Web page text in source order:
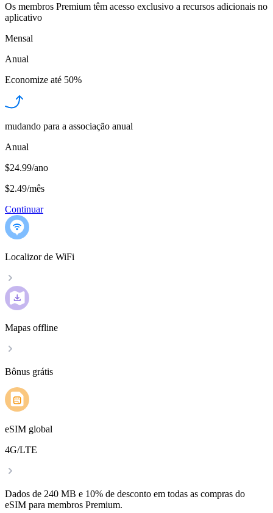
Os membros Premium têm acesso exclusivo a recursos adicionais no
aplicativo
Mensal
Anual
Economize até 50%
mudando para a associação anual
Anual
$24.99/ano
$2.49/mês
Continuar
Localizor de WiFi
Mapas offline
Bônus grátis
eSIM global
4G/LTE
Dados de 240 MB e 10% de desconto em todas as compras do
eSIM para membros Premium.